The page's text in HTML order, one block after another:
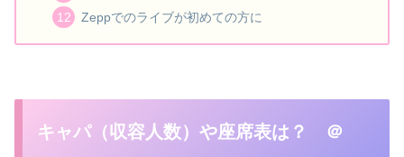
Zeppでのライブが初めての方に
キャパ（収容人数）や座席表は？ ＠